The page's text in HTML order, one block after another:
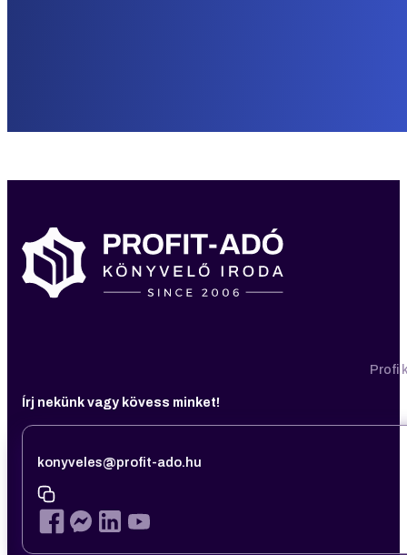
Profi
Írj nekünk vagy kövess minket!
konyveles@profit-ado.hu